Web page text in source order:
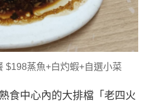
$198蒸魚+白灼蝦+自選小菜
食中心內的大排檔「老四火